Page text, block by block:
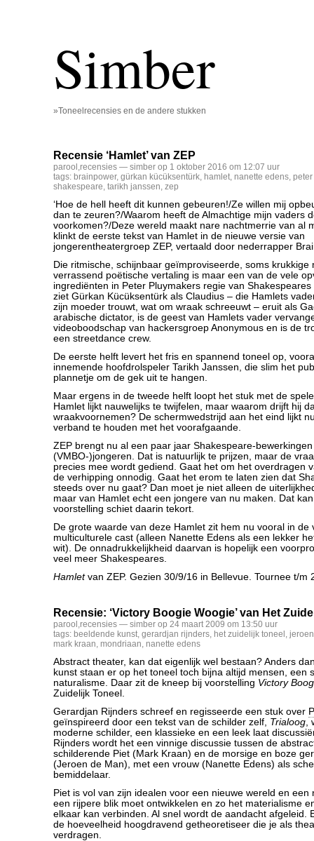
Simber
»Toneelrecensies en de andere stukken
Recensie ‘Hamlet’ van ZEP
parool ,recensies — simber op 1 oktober 2016 om 12:07 uur
tags: brainpower, gürkan kücüksentürk, hamlet, nanette edens,
shakespeare, tarikh janssen, zep
‘Hoe de hell heeft dit kunnen gebeuren!/Ze willen mij
dan te zeuren?/Waarom heeft de Almachtige mijn vaders
voorkomen?/Deze wereld maakt nare nachtmerrie van al
klinkt de eerste tekst van Hamlet in de nieuwe versie van
jongerentheatergroep ZEP, vertaald door nederrapper
Die ritmische, schijnbaar geïmproviseerde, soms krukkige
verrassend poëtische vertaling is maar een van de vele
ingrediënten in Peter Pluymakers regie van
ziet Gürkan Kücüksentürk als Claudius – die Hamlets
zijn moeder trouwt, wat om wraak schreeuwt – eruit als
arabische dictator, is de geest van Hamlets vader
videoboodschap van hackersgroep Anonymous en is de
een streetdance crew.
De eerste helft levert het fris en spannend toneel op,
innemende hoofdrolspeler Tarikh Janssen, die slim het
plannetje om de gek uit te hangen.
Maar ergens in de tweede helft loopt het stuk met de
Hamlet lijkt nauwelijks te twijfelen, maar waarom drijft hij
wraakvoornemen? De schermwedstrijd aan het eind lijkt
verband te houden met het voorafgaande.
ZEP brengt nu al een paar jaar Shakespeare-
(VMBO-)jongeren. Dat is natuurlijk te prijzen, maar de
precies mee wordt gediend. Gaat het om het overdragen
de verhipping onnodig. Gaat het erom te laten zien dat
steeds over nu gaat? Dan moet je niet alleen de
maar van Hamlet echt een jongere van nu maken. Dat
voorstelling schiet daarin tekort.
De grote waarde van deze Hamlet zit hem nu vooral in de
multiculturele cast (alleen Nanette Edens als een lekker
wit). De onnadrukkelijkheid daarvan is hopelijk een
veel meer Shakespeares.
Hamletvan ZEP. Gezien 30/9/16 in Bellevue. Tournee t/m
Recensie: ‘Victory Boogie Woogie’ van Het
parool ,recensies — simber op 24 maart 2009 om 13:50 uur
tags: beeldende kunst, gerardjan rijnders, het zuidelijk toneel ,
mark kraan, mondriaan, nanette edens
Abstract theater, kan dat eigenlijk wel bestaan? Anders
kunst staan er op het toneel toch bijna altijd mensen, een
naturalisme. Daar zit de kneep bij voorstelling Victory
Zuidelijk Toneel.
Gerardjan Rijnders schreef en regisseerde een stuk over
geïnspireerd door een tekst van de schilder zelf, Trialoog,
moderne schilder, een klassieke en een leek laat
Rijnders wordt het een vinnige discussie tussen de
schilderende Piet (Mark Kraan) en de morsige en boze
(Jeroen de Man), met een vrouw (Nanette Edens) als
bemiddelaar.
Piet is vol van zijn idealen voor een nieuwe wereld en een
een rijpere blik moet ontwikkelen en zo het materialisme
elkaar kan verbinden. Al snel wordt de aandacht afgeleid.
de hoeveelheid hoogdravend getheoretiseer die je als
verdragen.